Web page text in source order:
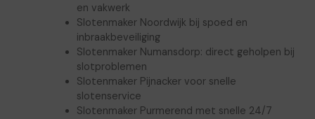
en vakwerk
Slotenmaker Noordwijk bij spoed en
inbraakbeveiliging
Slotenmaker Numansdorp: direct geholpen bij
slotproblemen
Slotenmaker Pijnacker voor snelle
slotenservice
Slotenmaker Purmerend met snelle 24/7